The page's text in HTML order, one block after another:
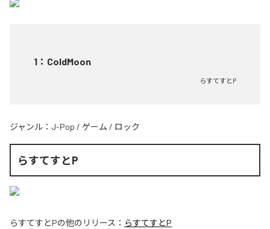
1 ： ColdMoon
らすてすとP
ジャンル： J-Pop / ゲーム / ロック
らすてすとP
らすてすとPの他のリリース： らすてすとP